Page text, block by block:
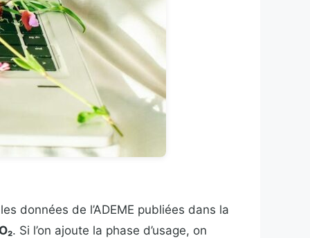
données de l’ADEME publiées dans la
. Si l’on ajoute la phase d’usage, on